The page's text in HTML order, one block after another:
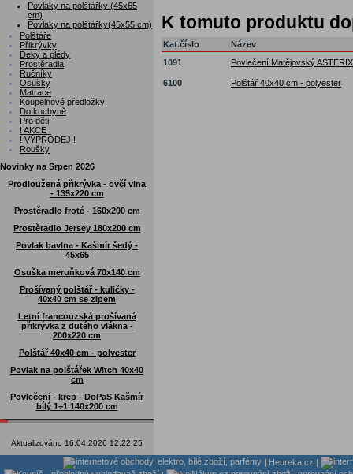
Povlaky na polštářky (45x65
cm)
Povlaky na polštářky(45x55 cm)
Polštáře
Přikrývky
Deky a plédy
Prostěradla
Ručníky
Osušky
Matrace
Koupelnové předložky
Do kuchyně
Pro děti
! AKCE !
! VÝPRODEJ !
Roušky
Novinky na Srpen 2026
Prodloužená přikrývka - ovčí vlna
- 135x220 cm
Prostěradlo froté - 160x200 cm
Prostěradlo Jersey 180x200 cm
Povlak bavlna - Kašmír šedý -
45x65
Osuška meruňková 70x140 cm
Prošívaný polštář - kuličky -
40x40 cm se zipem
Letní francouzská prošívaná
přikrývka z dutého vlákna -
200x220 cm
Polštář 40x40 cm - polyester
Povlak na polštářek Witch 40x40
cm
Povlečení - krep - DoPaS Kašmír
bílý 1+1 140x200 cm
Aktualizováno 16.04.2026 12:22:25
K tomuto produktu
Kat.číslo
Název
1091
Povlečení Matějovský
6100 Polštář 40x40 cm - polyester
| Heureka.cz |